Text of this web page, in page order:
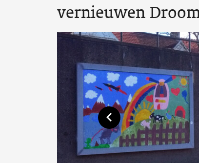
vernieuwen
Toon vorige afbeelding